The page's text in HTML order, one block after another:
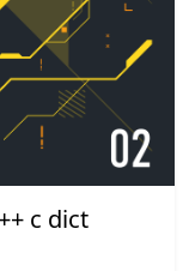
с dict